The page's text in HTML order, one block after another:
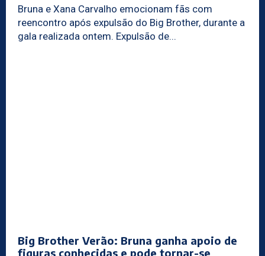
Bruna e Xana Carvalho emocionam fãs com
reencontro após expulsão do Big Brother, durante a
gala realizada ontem. Expulsão de...
Big Brother Verão: Bruna ganha apoio de
figuras conhecidas e pode tornar-se